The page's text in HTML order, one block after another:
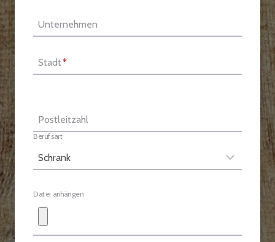
Unternehmen
Stadt*
Postleitzahl
Berufsart
Datei anhängen